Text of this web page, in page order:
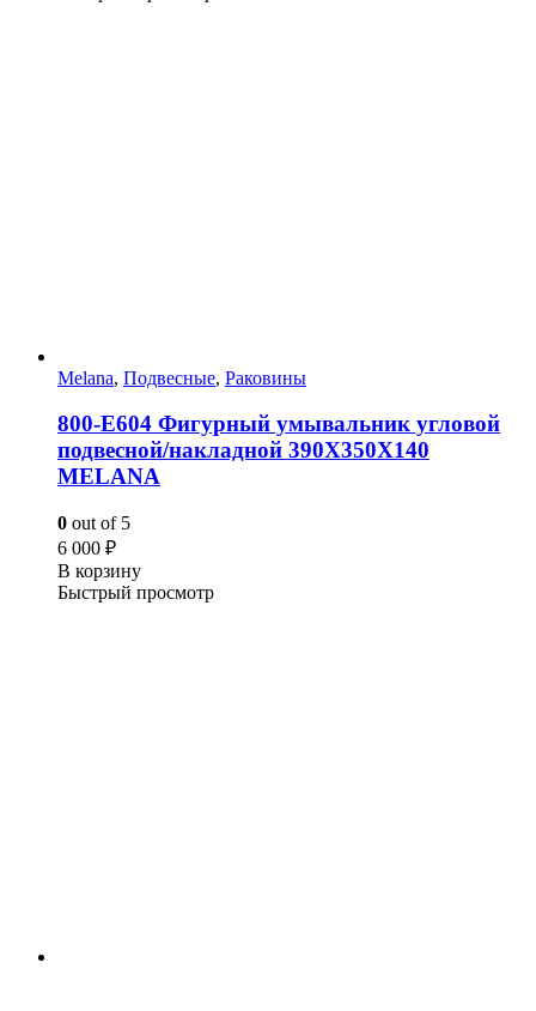
Melana, Подвесные, Раковины
800-Е604 Фигурный умывальник угловой
подвесной/накладной 390Х350Х140
MELANA
0 out of 5
6 000 ₽
В корзину
Быстрый просмотр